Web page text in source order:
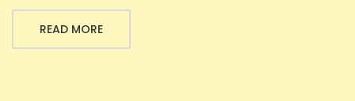
READ MORE